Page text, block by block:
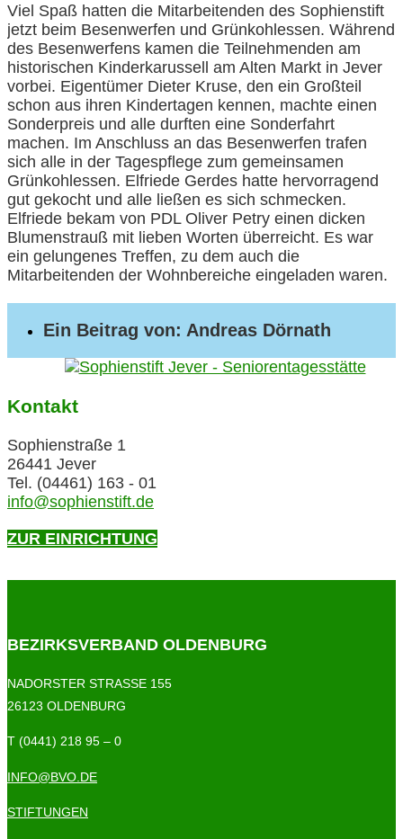
Viel Spaß hatten die Mitarbeitenden des Sophienstift
jetzt beim Besenwerfen und Grünkohlessen. Während
des Besenwerfens kamen die Teilnehmenden am
historischen Kinderkarussell am Alten Markt in Jever
vorbei. Eigentümer Dieter Kruse, den ein Großteil
schon aus ihren Kindertagen kennen, machte einen
Sonderpreis und alle durften eine Sonderfahrt
machen. Im Anschluss an das Besenwerfen trafen
sich alle in der Tagespflege zum gemeinsamen
Grünkohlessen. Elfriede Gerdes hatte hervorragend
gut gekocht und alle ließen es sich schmecken.
Elfriede bekam von PDL Oliver Petry einen dicken
Blumenstrauß mit lieben Worten überreicht. Es war
ein gelungenes Treffen, zu dem auch die
Mitarbeitenden der Wohnbereiche eingeladen waren.
Ein Beitrag von: Andreas Dörnath
Kontakt
Sophienstraße 1
26441 Jever
Tel. (04461) 163 - 01
info@sophienstift.de
ZUR EINRICHTUNG
BEZIRKSVERBAND OLDENBURG
NADORSTER STRASSE 155
26123 OLDENBURG
T (0441) 218 95 – 0
INFO@BVO.DE
STIFTUNGEN